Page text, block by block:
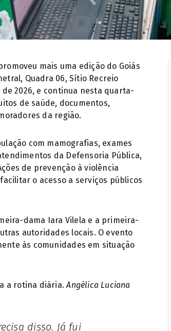
mais uma edição do Goiás
Quadra 06, Sítio Recreio
2026, e continua nesta quarta-
de saúde, documentos,
da região.
com mamografias, exames
da Defensoria Pública,
de prevenção à violência
o acesso a serviços públicos
dama Iara Vilela e a primeira-
autoridades locais. O evento
às comunidades em situação
a rotina diária.Angélica Luciana